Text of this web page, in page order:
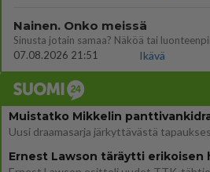
Nainen. Onko meissä
Sinusta jotain samaa? Näköä tai
07.08.2026 21:51
Ikävä
Muistatko Mikkelin